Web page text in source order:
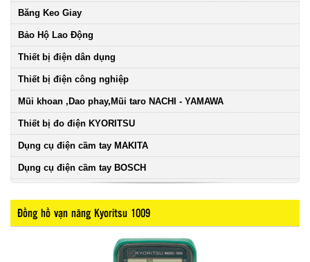
Băng Keo Giay
Bảo Hộ Lao Động
Thiết bị điện dân dụng
Thiết bị điện công nghiệp
Mũi khoan ,Dao phay,Mũi taro NACHI - YAMAWA
Thiết bị đo điện KYORITSU
Dụng cụ điện cầm tay MAKITA
Dụng cụ điện cầm tay BOSCH
Đồng hồ vạn năng Kyoritsu 1009